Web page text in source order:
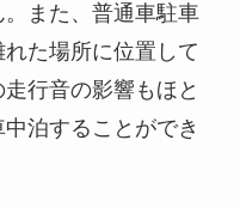
また、普通車駐車
た場所に位置して
行音の影響もほと
泊することができ